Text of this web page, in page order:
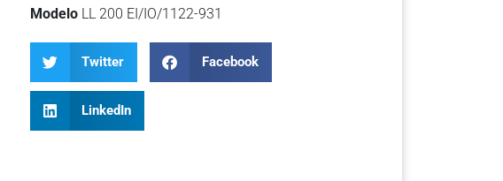
Modelo LL 200 EI/IO/1122-931
Twitter Facebook
LinkedIn